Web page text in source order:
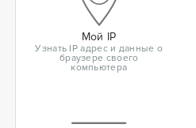
Мой IP
Узнать IP адрес и данные о
браузере своего
компьютера